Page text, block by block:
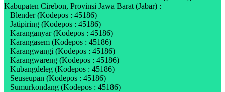
Kabupaten Cirebon, Provinsi Jawa Barat (Jabar) :
– Blender (Kodepos : 45186)
– Jatipiring (Kodepos : 45186)
– Karanganyar (Kodepos : 45186)
– Karangasem (Kodepos : 45186)
– Karangwangi (Kodepos : 45186)
– Karangwareng (Kodepos : 45186)
– Kubangdeleg (Kodepos : 45186)
– Seuseupan (Kodepos : 45186)
– Sumurkondang (Kodepos : 45186)